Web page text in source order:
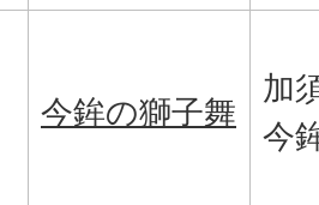
今鉾の獅子舞
加
今